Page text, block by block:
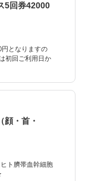
5回券42000
となりますの
初回ご利用日か
・首・
ト臍帯血幹細胞
★